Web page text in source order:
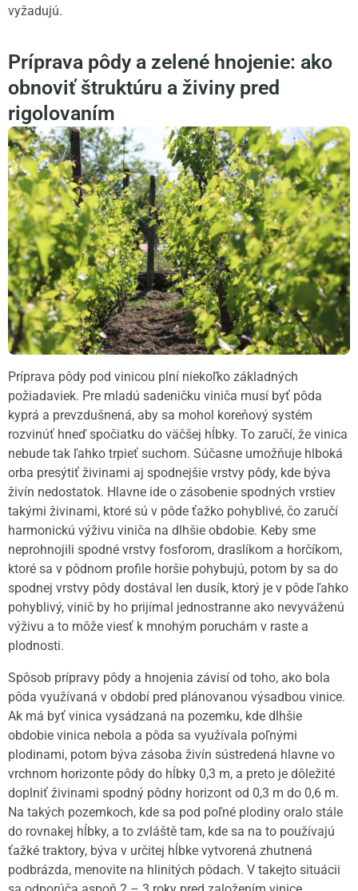
vyžadujú.
Príprava pôdy a zelené hnojenie: ako
obnoviť štruktúru a živiny pred
rigolovaním
Príprava pôdy pod vinicou plní niekoľko základných
požiadaviek. Pre mladú sadeničku viniča musí byť pôda
kyprá a prevzdušnená, aby sa mohol koreňový systém
rozvinúť hneď spočiatku do väčšej hĺbky. To zaručí, že vinica
nebude tak ľahko trpieť suchom. Súčasne umožňuje hlboká
orba presýtiť živinami aj spodnejšie vrstvy pôdy, kde býva
živín nedostatok. Hlavne ide o zásobenie spodných vrstiev
takými živinami, ktoré sú v pôde ťažko pohyblivé, čo zaručí
harmonickú výživu viniča na dlhšie obdobie. Keby sme
neprohnojili spodné vrstvy fosforom, draslíkom a horčíkom,
ktoré sa v pôdnom profile horšie pohybujú, potom by sa do
spodnej vrstvy pôdy dostával len dusík, ktorý je v pôde ľahko
pohyblivý, vinič by ho prijímal jednostranne ako nevyváženú
výživu a to môže viesť k mnohým poruchám v raste a
plodnosti.
Spôsob prípravy pôdy a hnojenia závisí od toho, ako bola
pôda využívaná v období pred plánovanou výsadbou vinice.
Ak má byť vinica vysádzaná na pozemku, kde dlhšie
obdobie vinica nebola a pôda sa využívala poľnými
plodinami, potom býva zásoba živín sústredená hlavne vo
vrchnom horizonte pôdy do hĺbky 0,3 m, a preto je dôležité
doplniť živinami spodný pôdny horizont od 0,3 m do 0,6 m.
Na takých pozemkoch, kde sa pod poľné plodiny oralo stále
do rovnakej hĺbky, a to zvláště tam, kde sa na to používajú
ťažké traktory, býva v určitej hĺbke vytvorená zhutnená
podbrázda, menovite na hlinitých pôdach. V takejto situácii